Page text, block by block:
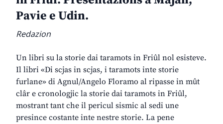
Pavie e Udin.
Redazion
Un libri su la storie dai taramots in Friûl nol esisteve.
Il libri «Di scjas in scjas, i taramots inte storie
furlane» di Agnul/Angelo Floramo al ripasse in mût
clâr e cronologjic la storie dai taramots in Friûl,
mostrant tant che il pericul sismic al sedi une
presince costante inte nestre storie. La pene